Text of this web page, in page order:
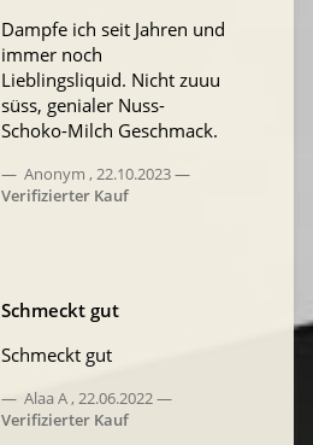
Dampfe ich seit Jahren und
immer noch
Lieblingsliquid. Nicht zuuu
süss, genialer Nuss-
Schoko-Milch Geschmack.
Anonym , 22.10.2023
Verifizierter Kauf
Schmeckt gut
Schmeckt gut
Alaa A, 22.06.2022
Verifizierter Kauf